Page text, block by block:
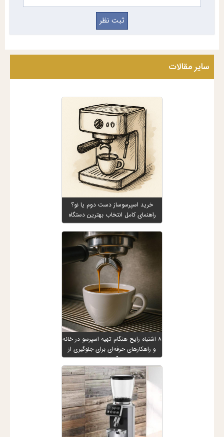
سایر مقالات
خرید اسپرسوساز دست دوم یا نو؟
راهنمای کامل انتخاب بهترین دستگاه
۸ اشتباه رایج هنگام تهیه اسپرسو در خانه
و راهکارهای حرفه‌ای برای جلوگیری از
آن‌ها